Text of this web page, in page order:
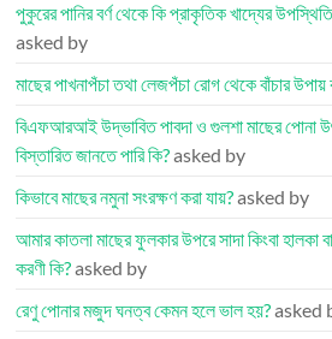
পুকুরের পানির বর্ণ থেকে কি প্রাকৃতিক খাদ্যের
asked by
মাছের পাখনাপঁচা তথা লেজপঁচা রোগ থেকে বাঁচার উপায়
বিএফআরআই উদ্ভাবিত পাবদা ও গুলশা মাছের পোনা
বিস্তারিত জানতে পারি কি?asked by
কিভাবে মাছের নমুনা সংরক্ষণ করা যায়?asked by
আমার কাতলা মাছের ফুলকার উপরে সাদা কিংবা হালকা
করণী কি?asked by
রেণু পোনার মজুদ ঘনত্ব কেমন হলে ভাল হয়?asked